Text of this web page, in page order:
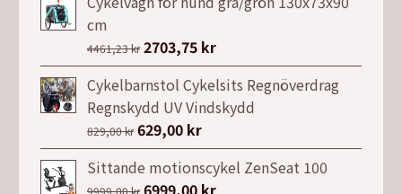
17490,00 kr.
cm
4461,23kr Det
ursprungliga
priset
var:
4461,23 kr.
2703,75 krDet
nuvarande
priset
är:
Cykelbarnstol Cykelsits Regnöverdrag
Regnskydd UV Vindskydd
829,00kr Det
ursprungliga
priset
629,00 krDet
nuvarande
priset
Sittande motionscykel ZenSeat 100